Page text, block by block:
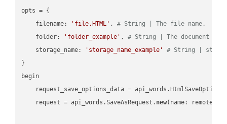
opts = {
    filename:
'file.HTML' , # String | The file name.
    folder:
'folder_example' , # String | The document
    storage_name:
'storage_name_example'
# String |
}
begin
request_save_options_data =
    request = api_words.SaveAsRequest.
new(name: